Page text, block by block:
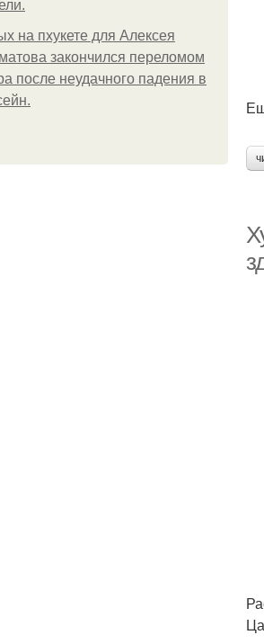
на пхукете для Алексея
закончился переломом
после неудачного падения в